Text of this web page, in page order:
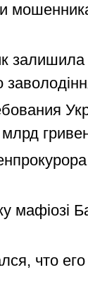
мафіозі
что